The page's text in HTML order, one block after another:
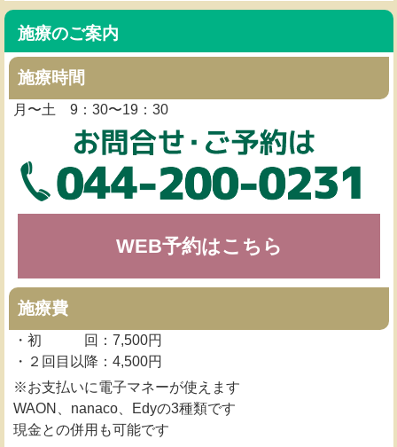
施療のご案内
施療時間
月〜土 9：30〜19：30
WEB予約はこちら
施療費
・初 回：7,500円
・２回目以降：4,500円
※お支払いに電子マネーが使えます
WAON、nanaco、Edyの3種類です
現金との併用も可能です